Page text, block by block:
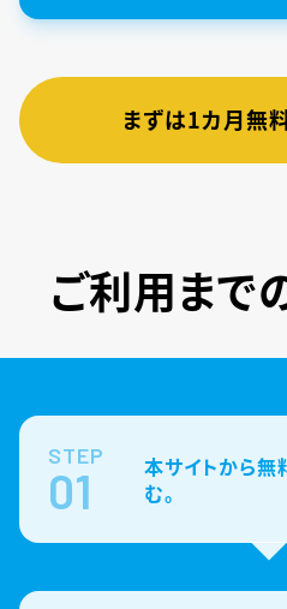
まずは1カ月無
ご利用まで
STEP
01
本サイトから無
む。